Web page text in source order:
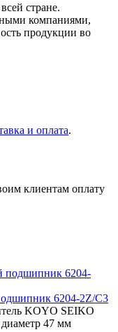
стране.
компаниями,
продукции во
и оплата.
клиентам оплату
6204-2Z/C3
KOYO SEIKO
47 мм